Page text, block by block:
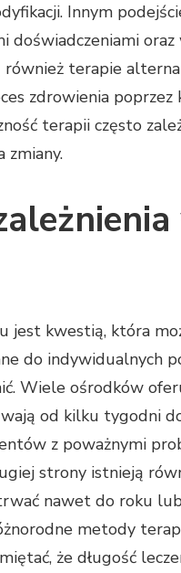
Innym
doświadczeniami
terapie
zdrowienia poprzez
terapii często
zmiany.
jest kwestią, która
do indywidualnych
Wiele ośrodków
od kilku tygodni
z poważnymi
strony istnieją
nawet do roku lub
metody
że długość